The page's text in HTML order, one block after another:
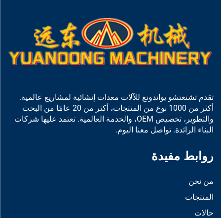
تقدم تشنغتشو يواندونغ للآلات معدات إنشائية لمشاريع عالمية.
أكثر من 1000 نوع من المنتجات، أكثر من 20 عامًا من البحث
والتطوير، تخصيص OEM، والخدمة العالمية. تعتمد عليها شركات
البناء الرائدة. تواصل معنا اليوم.
روابط مفيدة
من نحن
المنتجات
حالات